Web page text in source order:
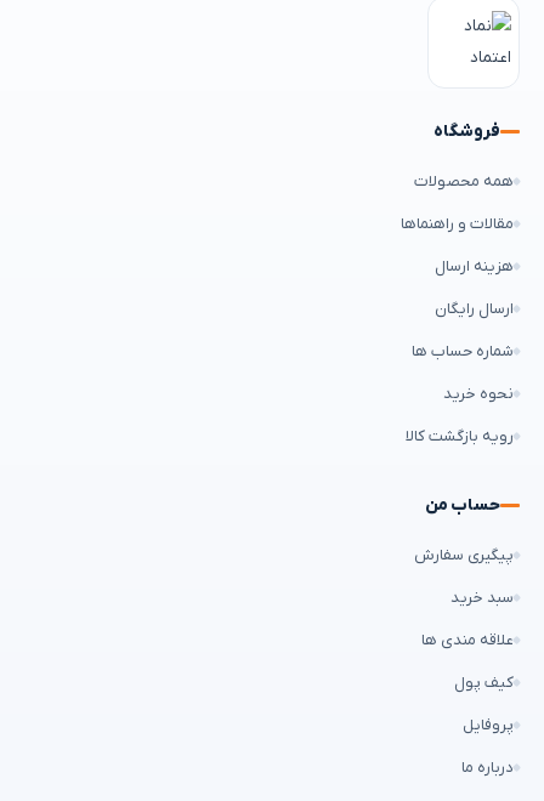
فروشگاه
همه محصولات
مقالات و راهنماها
هزینه ارسال
ارسال رایگان
شماره حساب ها
نحوه خرید
رویه بازگشت کالا
حساب من
پیگیری سفارش
سبد خرید
علاقه مندی ها
کیف پول
پروفایل
درباره ما